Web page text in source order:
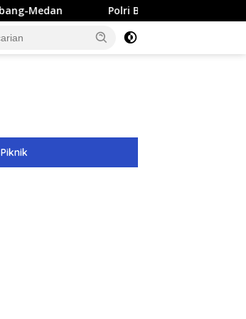
Polri Bangun 40 Titik Sumur Bor untuk
Piknik